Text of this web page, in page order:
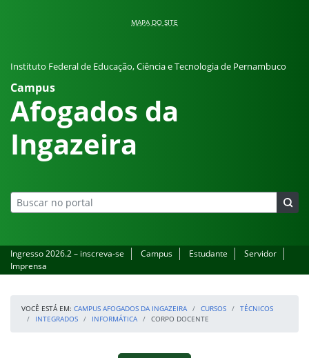
MAPA DO SITE
Instituto Federal de Educação, Ciência e Tecnologia de Pernambuco
Campus
Afogados da
Ingazeira
Ingresso 2026.2 – inscreva-se Campus Estudante
Servidor
Imprensa
VOCÊ ESTÁ EM: CAMPUS AFOGADOS DA INGAZEIRA CURSOS
TÉCNICOS
INTEGRADOS
INFORMÁTICA CORPO DOCENTE